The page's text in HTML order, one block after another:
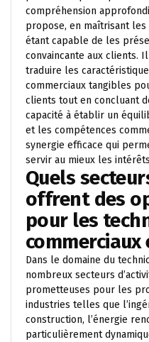
compréhension
propose, en maîtrisant
étant capable de les
convaincante aux clients.
traduire les
commerciaux tangibles
clients tout en concluant
capacité à établir un
et les compétences
synergie efficace qui
servir au mieux les
Quels
offrent des
pour les
commerciaux
Dans le domaine du
nombreux secteurs
prometteuses pour les
industries telles que
construction, l’énergie
particulièrement